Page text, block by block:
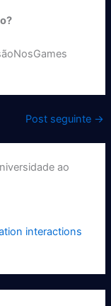
Post seguinte →
ao
interactions